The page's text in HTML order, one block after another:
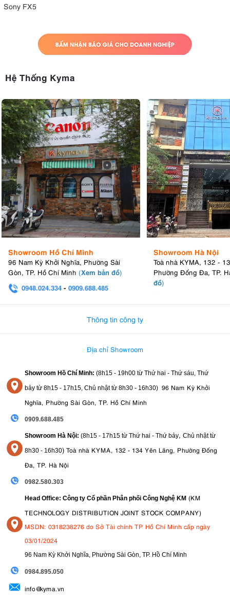
Sony FX5
Hệ Thống Kyma
Showroom Hồ Chí Minh
96 Nam Kỳ Khởi Nghĩa, Phường Sài
Gòn, TP. Hồ Chí Minh (Xem bản đồ)
0948.024.334 - 0909.688.485
Showroom Hà Nội
Toà nhà KYMA, 132 -
Phường Đống Đa, TP.
đồ)
Thông tin công ty
Địa chỉ Showroom
Showroom Hồ Chí Minh: (8h15 - 19h00 từ Thứ hai - Thứ sáu, Thứ
bảy từ 8h15 - 17h15, Chủ nhật từ 8h30 - 16h30) 96 Nam Kỳ Khởi
Nghĩa, Phường Sài Gòn, TP. Hồ Chí Minh
0909.688.485
Showroom Hà Nội: (8h15 - 17h15 từ Thứ hai - Thứ bảy Chủ nhật từ
8h30 - 16h30) Toà nhà KYMA, 132 - 134 Yên Lãng, Phường Đống
Đa, TP. Hà Nội
0982.580.303
Head Office: Công ty Cổ phần Phân phối Công Nghệ KM (KM
TECHNOLOGY DISTRIBUTION JOINT STOCK COMPANY)
MSDN: 0318238276 do Sở Tài chính TP Hồ Chí Minh cấp ngày
03/01/2024
96 Nam Kỳ Khởi Nghĩa, Phường Sài Gòn, TP. Hồ Chí Minh
0984.895.050
info@kyma.vn